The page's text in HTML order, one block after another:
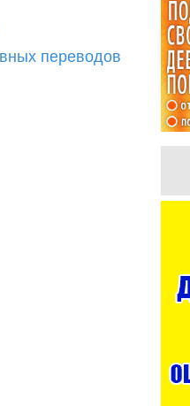
переводов